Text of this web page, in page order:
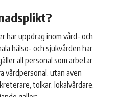
har uppdrag inom vård- och
hälso- och sjukvården har
all personal som arbetar
vårdpersonal, utan även
tolkar, lokalvårdare,